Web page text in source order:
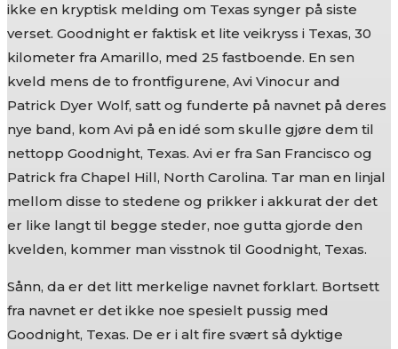
ikke en kryptisk melding om Texas synger på siste
verset. Goodnight er faktisk et lite veikryss i Texas, 30
kilometer fra Amarillo, med 25 fastboende. En sen
kveld mens de to frontfigurene, Avi Vinocur and
Patrick Dyer Wolf, satt og funderte på navnet på deres
nye band, kom Avi på en idé som skulle gjøre dem til
nettopp Goodnight, Texas. Avi er fra San Francisco og
Patrick fra Chapel Hill, North Carolina. Tar man en linjal
mellom disse to stedene og prikker i akkurat der det
er like langt til begge steder, noe gutta gjorde den
kvelden, kommer man visstnok til Goodnight, Texas.
Sånn, da er det litt merkelige navnet forklart. Bortsett
fra navnet er det ikke noe spesielt pussig med
Goodnight, Texas. De er i alt fire svært så dyktige